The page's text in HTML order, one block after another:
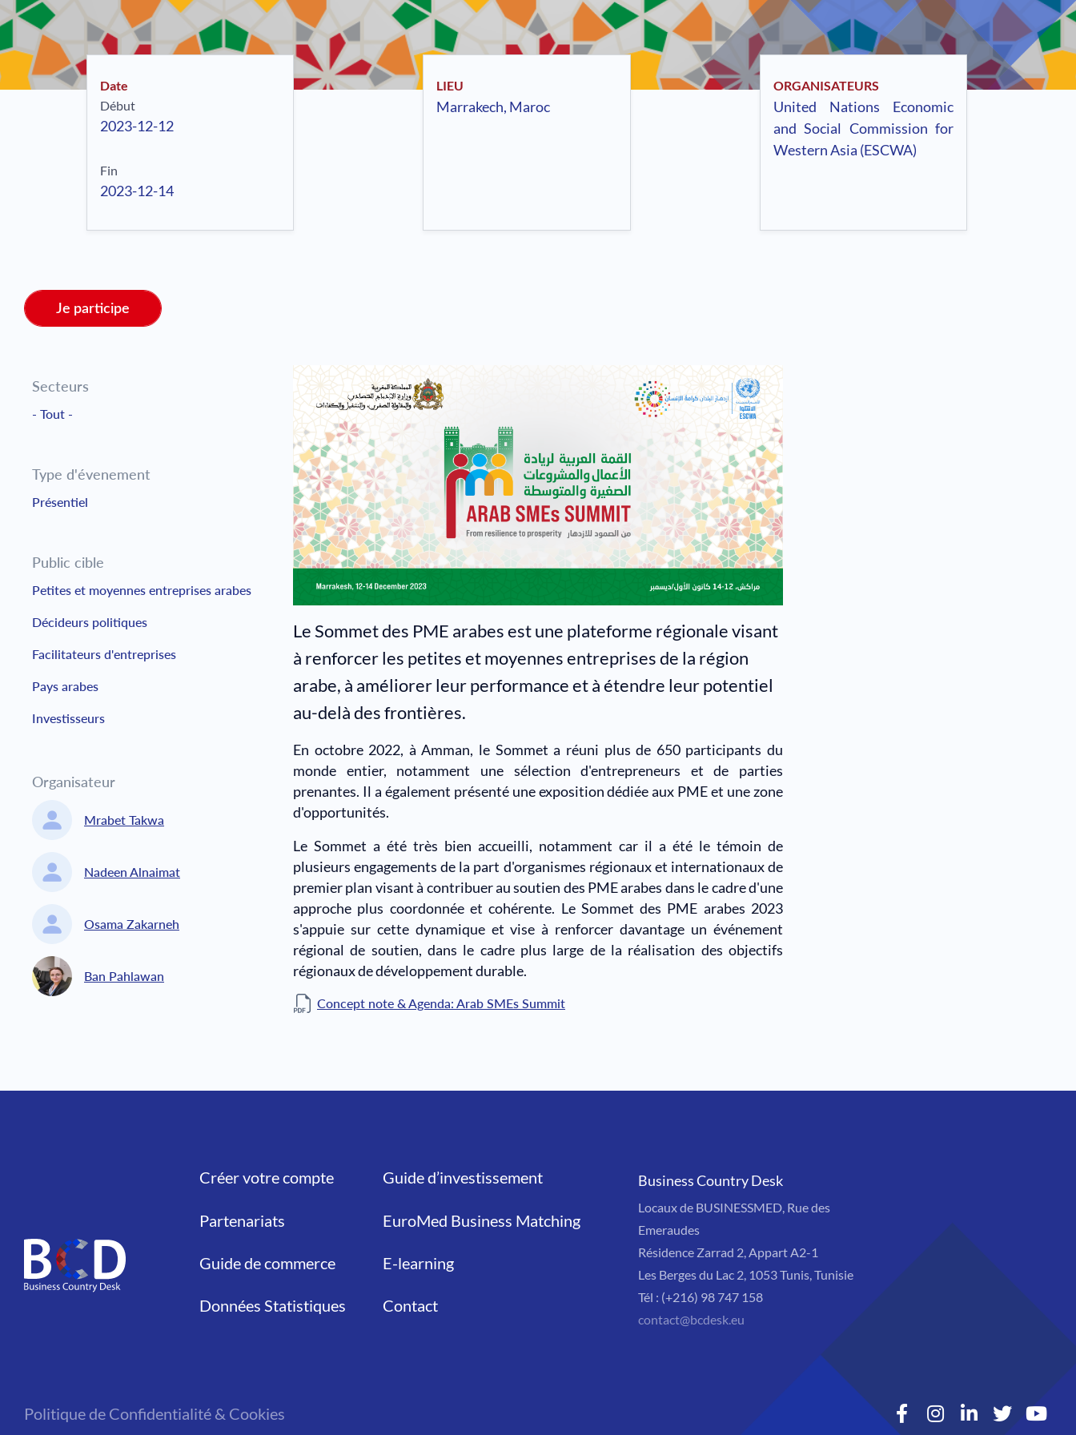
Date
Début
2023-12-12
Fin
2023-12-14
LIEU
Marrakech, Maroc
ORGANISATEURS
United Nations Economic
and Social Commission for
Western Asia (ESCWA)
Je participe
Secteurs
- Tout -
Type d'évenement
Présentiel
Public cible
Petites et moyennes entreprises arabes
Décideurs politiques
Facilitateurs d'entreprises
Pays arabes
Investisseurs
Organisateur
Mrabet Takwa
Nadeen Alnaimat
Osama Zakarneh
Ban Pahlawan
Le Sommet des PME arabes est une plateforme régionale visant
à renforcer les petites et moyennes entreprises de la région
arabe, à améliorer leur performance et à étendre leur potentiel
au-delà des frontières.
En octobre 2022, à Amman, le Sommet a réuni plus de 650 participants du
monde entier, notamment une sélection d'entrepreneurs et de parties
prenantes. Il a également présenté une exposition dédiée aux PME et une zone
d'opportunités.
Le Sommet a été très bien accueilli, notamment car il a été le témoin de
plusieurs engagements de la part d'organismes régionaux et internationaux de
premier plan visant à contribuer au soutien des PME arabes dans le cadre d'une
approche plus coordonnée et cohérente. Le Sommet des PME arabes 2023
s'appuie sur cette dynamique et vise à renforcer davantage un événement
régional de soutien, dans le cadre plus large de la réalisation des objectifs
régionaux de développement durable.
Concept note & Agenda: Arab SMEs Summit
Liens
Créer votre compte
Partenariats
Guide de commerce
Données Statistiques
Liens
Guide d’investissement
EuroMed Business Matching
E-learning
Contact
Business Country Desk
Locaux de BUSINESSMED, Rue des
Emeraudes
Résidence Zarrad 2, Appart A2-1
Les Berges du Lac 2, 1053 Tunis, Tunisie
Tél : (+216) 98 747 158
contact@bcdesk.eu
Politique de Confidentialité & Cookies